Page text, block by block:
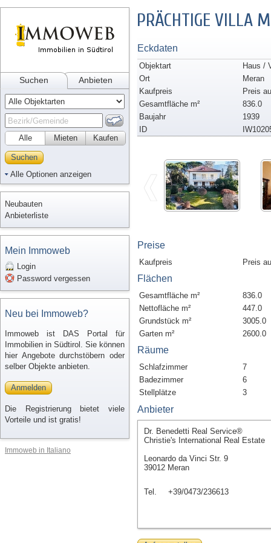
Suchen Anbieten
Alle Kaufen
Mieten
Suchen
Alle Optionen anzeigen
Neubauten
Anbieterliste
Mein Immoweb
Login
Password vergessen
Neu bei Immoweb?
Immoweb ist DAS Portal für
Immobilien in Südtirol. Sie können
hier Angebote durchstöbern oder
selber Objekte anbieten.
Anmelden
Die Registrierung bietet viele
Vorteile und ist gratis!
Immoweb in Italiano
PRÄCHTIGE VILLA
Eckdaten
Objektart
Haus /
Ort
Meran
Kaufpreis
Preis
Gesamtfläche m²
836.0
Baujahr
1939
ID
Preise
Kaufpreis Preis
Flächen
Gesamtfläche m²
836.0
Nettofläche m²
447.0
Grundstück m²
3005.0
Garten m²
2600.0
Räume
Schlafzimmer
7
Badezimmer
6
Stellplätze
3
Anbieter
Dr. Benedetti Real Service®
Christie's International Real Estate
Leonardo da Vinci Str. 9
39012 Meran
Tel. +39/0473/236613